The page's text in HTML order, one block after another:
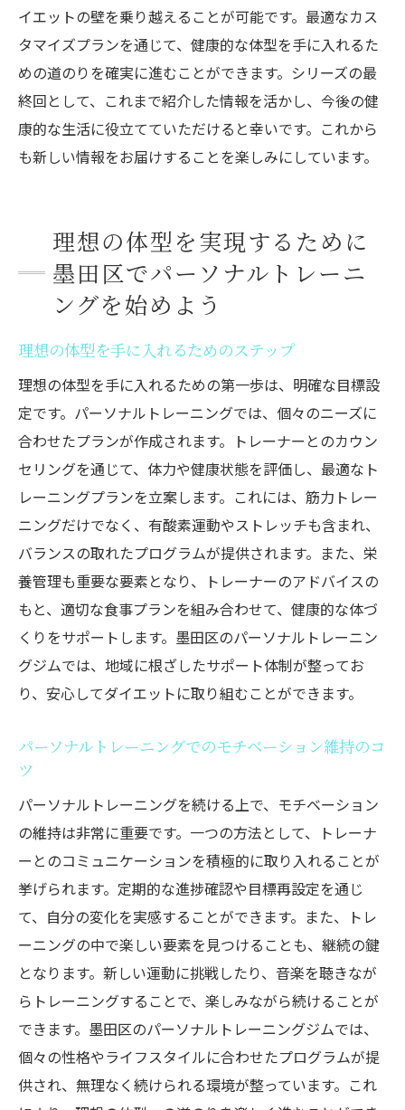
イエットの壁を乗り越えることが可能です。最適なカス
タマイズプランを通じて、健康的な体型を手に入れるた
めの道のりを確実に進むことができます。シリーズの最
終回として、これまで紹介した情報を活かし、今後の健
康的な生活に役立てていただけると幸いです。これから
も新しい情報をお届けすることを楽しみにしています。
理想の体型を実現するために
墨田区でパーソナルトレーニ
ングを始めよう
理想の体型を手に入れるためのステップ
理想の体型を手に入れるための第一歩は、明確な目標設
定です。パーソナルトレーニングでは、個々のニーズに
合わせたプランが作成されます。トレーナーとのカウン
セリングを通じて、体力や健康状態を評価し、最適なト
レーニングプランを立案します。これには、筋力トレー
ニングだけでなく、有酸素運動やストレッチも含まれ、
バランスの取れたプログラムが提供されます。また、栄
養管理も重要な要素となり、トレーナーのアドバイスの
もと、適切な食事プランを組み合わせて、健康的な体づ
くりをサポートします。墨田区のパーソナルトレーニン
グジムでは、地域に根ざしたサポート体制が整ってお
り、安心してダイエットに取り組むことができます。
パーソナルトレーニングでのモチベーション維持のコ
ツ
パーソナルトレーニングを続ける上で、モチベーション
の維持は非常に重要です。一つの方法として、トレーナ
ーとのコミュニケーションを積極的に取り入れることが
挙げられます。定期的な進捗確認や目標再設定を通じ
て、自分の変化を実感することができます。また、トレ
ーニングの中で楽しい要素を見つけることも、継続の鍵
となります。新しい運動に挑戦したり、音楽を聴きなが
らトレーニングすることで、楽しみながら続けることが
できます。墨田区のパーソナルトレーニングジムでは、
個々の性格やライフスタイルに合わせたプログラムが提
供され、無理なく続けられる環境が整っています。これ